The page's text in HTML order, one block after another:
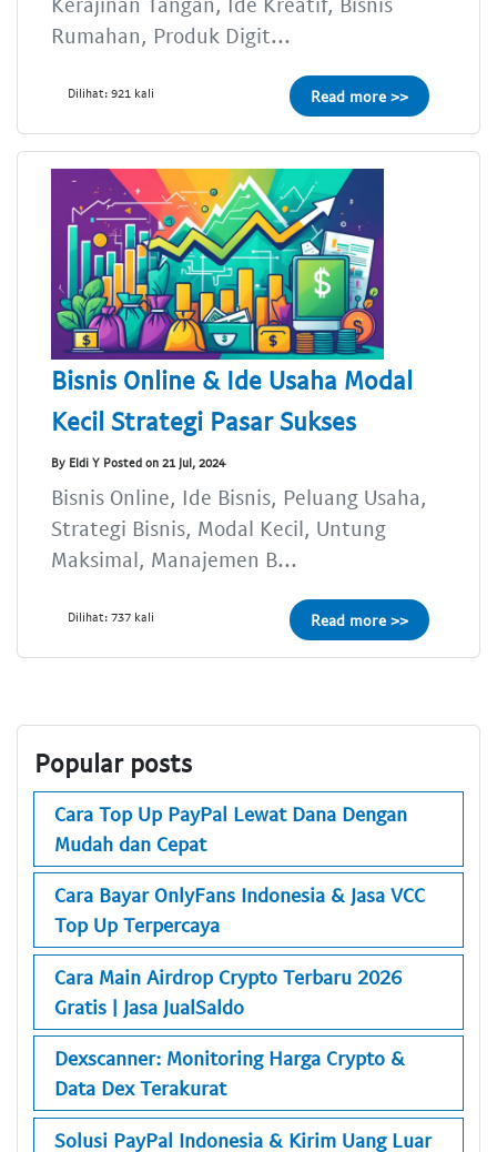
Rumahan, Produk Digit...
Dilihat: 921 kali Read more >>
Bisnis Online & Ide Usaha Modal
Kecil Strategi Pasar Sukses
By Eldi Y Posted on 21 Jul, 2024
Bisnis Online, Ide Bisnis, Peluang Usaha,
Strategi Bisnis, Modal Kecil, Untung
Maksimal, Manajemen B...
Dilihat: 737 kali Read more >>
Popular posts
Cara Top Up PayPal Lewat Dana Dengan
Mudah dan Cepat
Cara Bayar OnlyFans Indonesia & Jasa VCC
Top Up Terpercaya
Cara Main Airdrop Crypto Terbaru 2026
Gratis | Jasa JualSaldo
Dexscanner: Monitoring Harga Crypto &
Data Dex Terakurat
Solusi PayPal Indonesia & Kirim Uang Luar